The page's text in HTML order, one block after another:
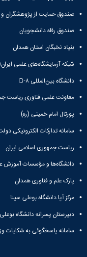
صندوق حمایت از پژوهشگران و
صندوق رفاه دانشجویان
بنیاد نخبگان استان همدان
شبکه آزمایشگاه‌های علمی
دانشگاه بین‌المللی D-۸
معاونت علمی فناوری ریاست
پورتال امام خمینی (ره)
سامانه تدارکات الکترونیکی
ریاست جمهوری اسلامی ایران
دانشگاه‌ها و مؤسسات آموزش
پارک علم و فناوری همدان
مرکز آپا دانشگاه بوعلی سینا
دبیرستان پسرانه دانشگاه
سامانه پاسخگوئی به شکایات